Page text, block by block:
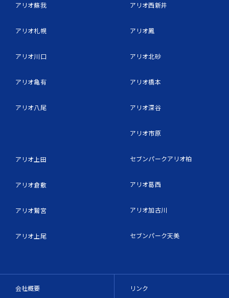
アリオ蘇我
アリオ札幌
アリオ川口
アリオ亀有
アリオ八尾
アリオ上田
アリオ倉敷
アリオ鷲宮
アリオ上尾
アリオ西新井
アリオ鳳
アリオ北砂
アリオ橋本
アリオ深谷
アリオ市原
セブンパークアリオ柏
アリオ葛西
アリオ加古川
セブンパーク天美
会社概要 リンク